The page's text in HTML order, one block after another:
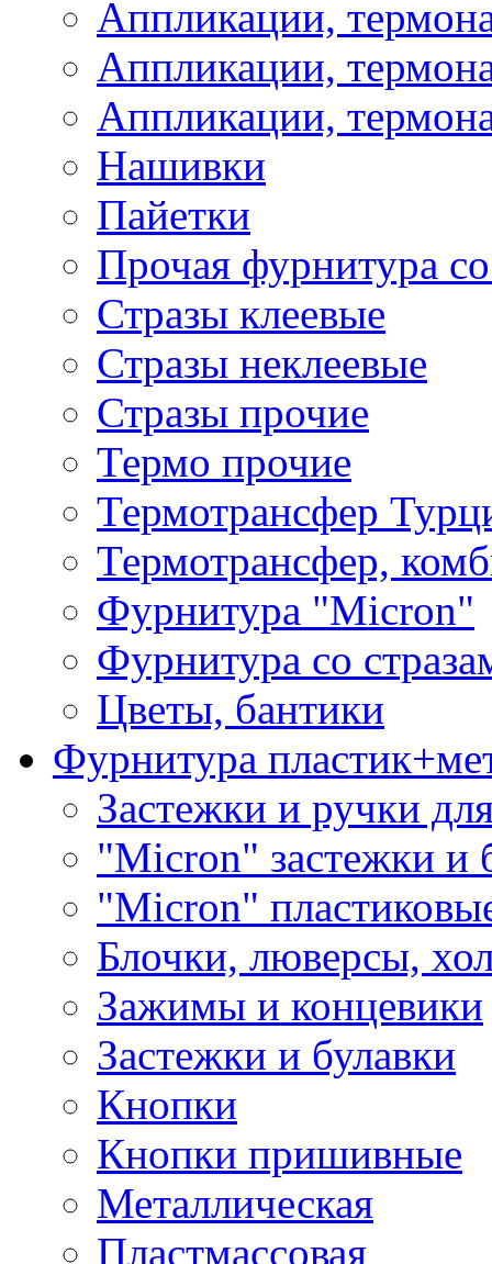
Аппликации,
Аппликации,
Аппликации,
Нашивки
Пайетки
Прочая фурнитура
Стразы клеевые
Стразы неклеевые
Стразы прочие
Термо прочие
Термотрансфер
Термотрансфер,
Фурнитура "Micron"
Фурнитура со
Цветы, бантики
Фурнитура
Застежки и ручки
"Micron" застежки и
"Micron"
Блочки, люверсы,
Зажимы и концевики
Застежки и булавки
Кнопки
Кнопки пришивные
Металлическая
Пластмассовая